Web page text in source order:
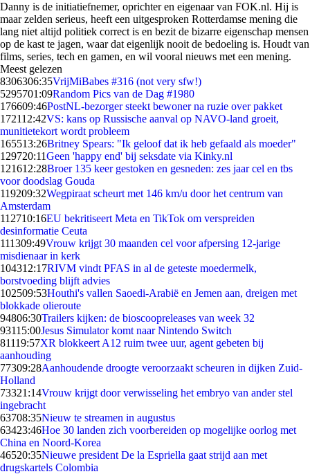
Danny is de initiatiefnemer, oprichter en eigenaar van FOK.nl. Hij is
maar zelden serieus, heeft een uitgesproken Rotterdamse mening die
lang niet altijd politiek correct is en bezit de bizarre eigenschap mensen
op de kast te jagen, waar dat eigenlijk nooit de bedoeling is. Houdt van
films, series, tech en gamen, en wil vooral nieuws met een mening.
Meest gelezen
8306306:35VrijMiBabes #316 (not very sfw!)
5295701:09Random Pics van de Dag #1980
176609:46PostNL-bezorger steekt bewoner na ruzie over pakket
172112:42VS: kans op Russische aanval op NAVO-land groeit,
munitietekort wordt probleem
165513:26Britney Spears: "Ik geloof dat ik heb gefaald als moeder"
129720:11Geen 'happy end' bij seksdate via Kinky.nl
121612:28Broer 135 keer gestoken en gesneden: zes jaar cel en tbs
voor doodslag Gouda
119209:32Wegpiraat scheurt met 146 km/u door het centrum van
Amsterdam
112710:16EU bekritiseert Meta en TikTok om verspreiden
desinformatie Ceuta
111309:49Vrouw krijgt 30 maanden cel voor afpersing 12-jarige
misdienaar in kerk
104312:17RIVM vindt PFAS in al de geteste moedermelk,
borstvoeding blijft advies
102509:53Houthi's vallen Saoedi-Arabië en Jemen aan, dreigen met
blokkade olieroute
94806:30Trailers kijken: de bioscoopreleases van week 32
93115:00Jesus Simulator komt naar Nintendo Switch
81119:57XR blokkeert A12 ruim twee uur, agent gebeten bij
aanhouding
77309:28Aanhoudende droogte veroorzaakt scheuren in dijken Zuid-
Holland
73321:14Vrouw krijgt door verwisseling het embryo van ander stel
ingebracht
63708:35Nieuw te streamen in augustus
63423:46Hoe 30 landen zich voorbereiden op mogelijke oorlog met
China en Noord-Korea
46520:35Nieuwe president De la Espriella gaat strijd aan met
drugskartels Colombia